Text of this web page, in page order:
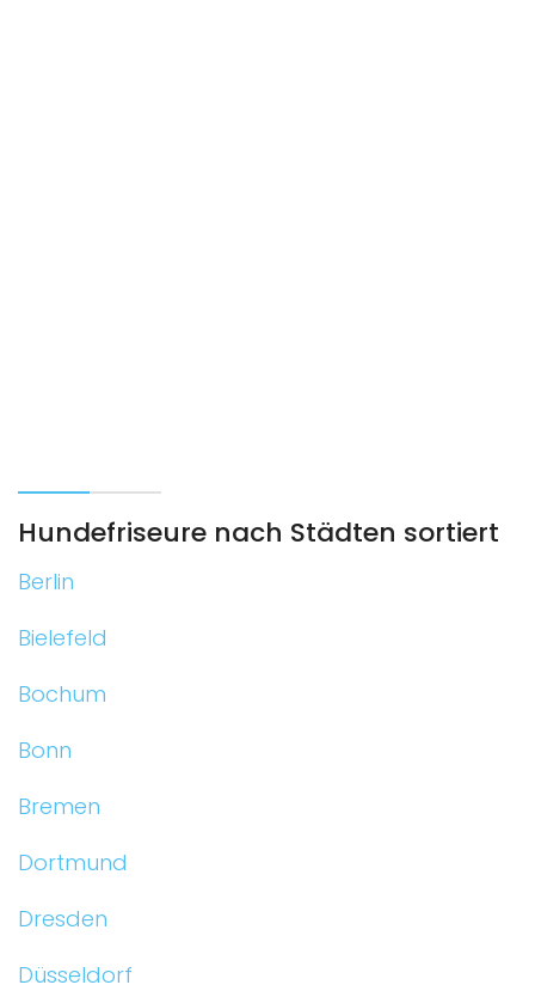
Hundefriseure nach Städten sortiert
Berlin
Bielefeld
Bochum
Bonn
Bremen
Dortmund
Dresden
Düsseldorf